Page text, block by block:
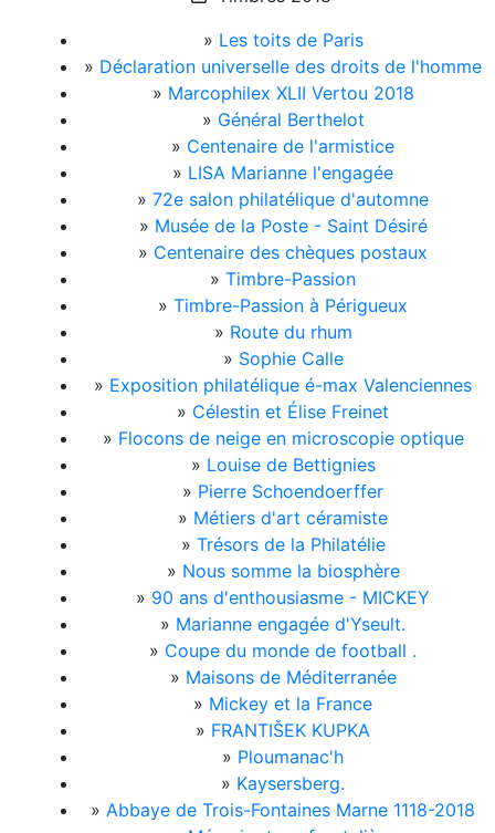
» Les toits de Paris
» Déclaration universelle des droits de l'homme
» Marcophilex XLII Vertou 2018
» Général Berthelot
» Centenaire de l'armistice
» LISA Marianne l'engagée
» 72e salon philatélique d'automne
» Musée de la Poste - Saint Désiré
» Centenaire des chèques postaux
» Timbre-Passion
» Timbre-Passion à Périgueux
» Route du rhum
» Sophie Calle
» Exposition philatélique é-max Valenciennes
» Célestin et Élise Freinet
» Flocons de neige en microscopie optique
» Louise de Bettignies
» Pierre Schoendoerffer
» Métiers d'art céramiste
» Trésors de la Philatélie
» Nous somme la biosphère
» 90 ans d'enthousiasme - MICKEY
» Marianne engagée d'Yseult.
» Coupe du monde de football .
» Maisons de Méditerranée
» Mickey et la France
» FRANTIŠEK KUPKA
» Ploumanac'h
» Kaysersberg.
» Abbaye de Trois-Fontaines Marne 1118-2018